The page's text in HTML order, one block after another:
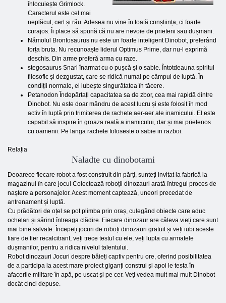
înlocuiește Grimlock.
Caracterul este cel mai
neplăcut, cert și rău. Adesea nu vine în toată conștiința, ci foarte
curajos. Îi place să spună că nu are nevoie de prieteni sau dușmani.
Nămolul Brontosaurus nu este un foarte inteligent Dinobot, preferând
forța bruta. Nu recunoaște liderul Optimus Prime, dar nu-l exprimă
deschis. Din arme preferă arma cu raze.
stegosaurus Snarl înarmat cu o pușcă și o sabie. Întotdeauna spiritul
filosofic și dezgustat, care se ridică numai pe câmpul de luptă. În
condiții normale, el iubește singurătatea în tăcere.
Petanodon Îndepărtați capacitatea sa de zbor, cea mai rapidă dintre
Dinobot. Nu este doar mândru de acest lucru și este folosit în mod
activ în luptă prin trimiterea de rachete aer-aer ale inamicului. El este
capabil să inspire în groaza reală a inamicului, dar și mai prietenos
cu oamenii. Pe langa rachete foloseste o sabie in razboi.
Relația
Naladte cu dinobotami
Deoarece fiecare robot a fost construit din părți, sunteți invitat la fabrică la
magazinul în care jocul Colectează roboții dinozauri arată întregul proces de
naștere a personajelor. Acest moment captează, uneori precedat de
antrenament și luptă.
Cu prădători de oțel se pot plimba prin oraș, culegând obiecte care aduc
ochelari și sărind întreaga clădire. Fiecare dinozaur are câteva vieți care sunt
mai bine salvate. Începeți jocuri de roboți dinozauri gratuit și veți iubi aceste
fiare de fier recalcitrant, veți trece testul cu ele, veți lupta cu armatele
dușmanilor, pentru a ridica nivelul talentului.
Robot dinozauri Jocuri despre băieți captiv pentru ore, oferind posibilitatea
de a participa la acest mare proiect giganți construi și apoi le testa în
afacerile militare în apă, pe uscat și pe cer. Veți vedea mult mai mult Dinobot
decât cinci depuse.